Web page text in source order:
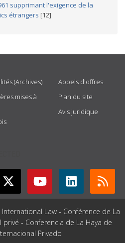
supprimant l'exigence de la
étrangers [12]
(Archives)
mises à
Appels d'offres
Plan du site
Avis juridique
Law - Conférence de La
- Conferencia de La Haya de
Privado